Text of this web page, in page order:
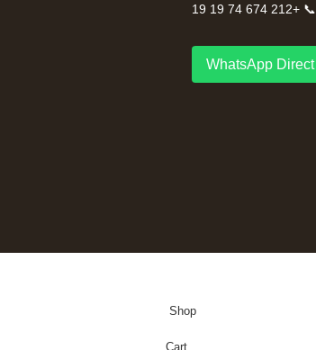
📞 +212 674 74 19 19
WhatsApp Direct
Shop
Cart